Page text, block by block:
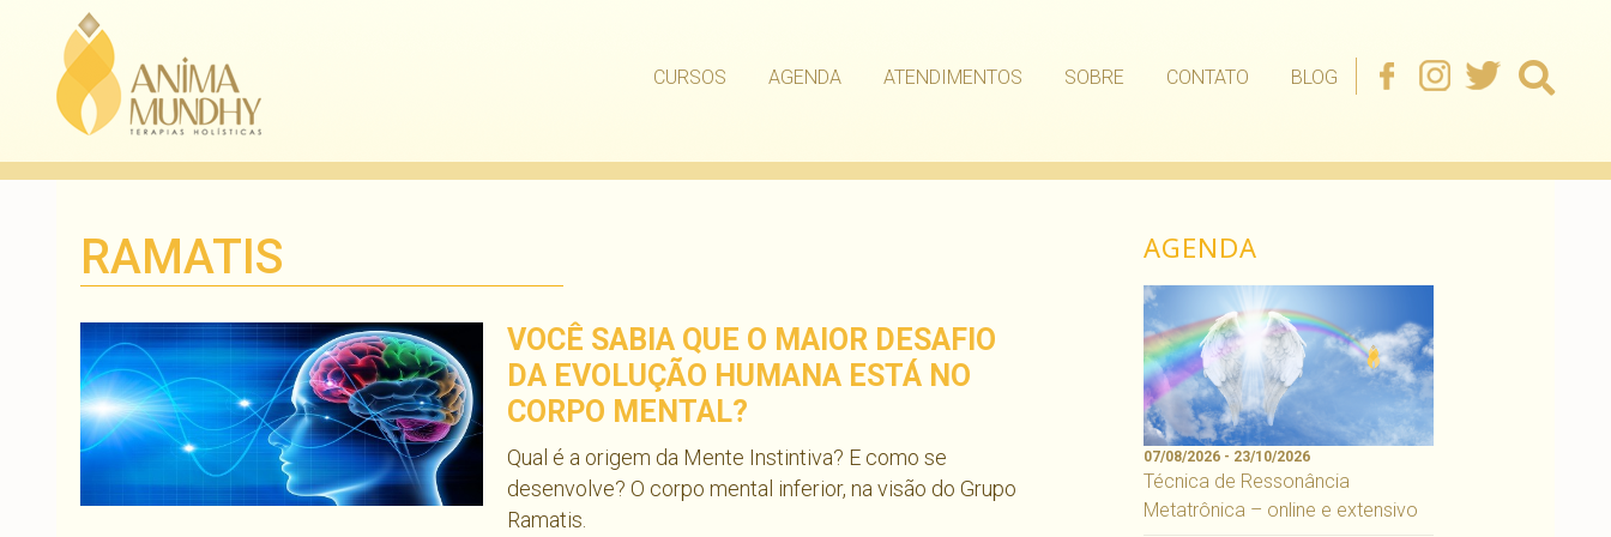
CURSOS AGENDA ATENDIMENTOS SOBRE CONTATO BLOG
RAMATIS
VOCÊ SABIA QUE O MAIOR DESAFIO
DA EVOLUÇÃO HUMANA ESTÁ NO
CORPO MENTAL?
Qual é a origem da Mente Instintiva? E como se
desenvolve? O corpo mental inferior, na visão do Grupo
Ramatis.
AGENDA
07/08/2026 - 23/10/2026
Técnica de Ressonância
Metatrônica – online e extensivo